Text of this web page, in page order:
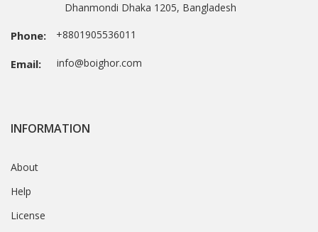
Dhanmondi Dhaka 1205, Bangladesh
Phone: +8801905536011
Email: info@boighor.com
INFORMATION
About
Help
License